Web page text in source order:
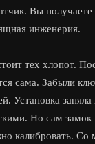
Вы
инженерия.
тех хлопот.
сама. Забыли
Установка заняла
Но сам замок
калибровать. Со